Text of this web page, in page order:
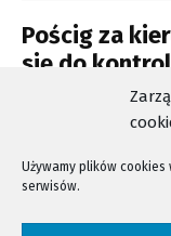
Używamy plików
serwisów.
Pościg za
się do
dożywotni